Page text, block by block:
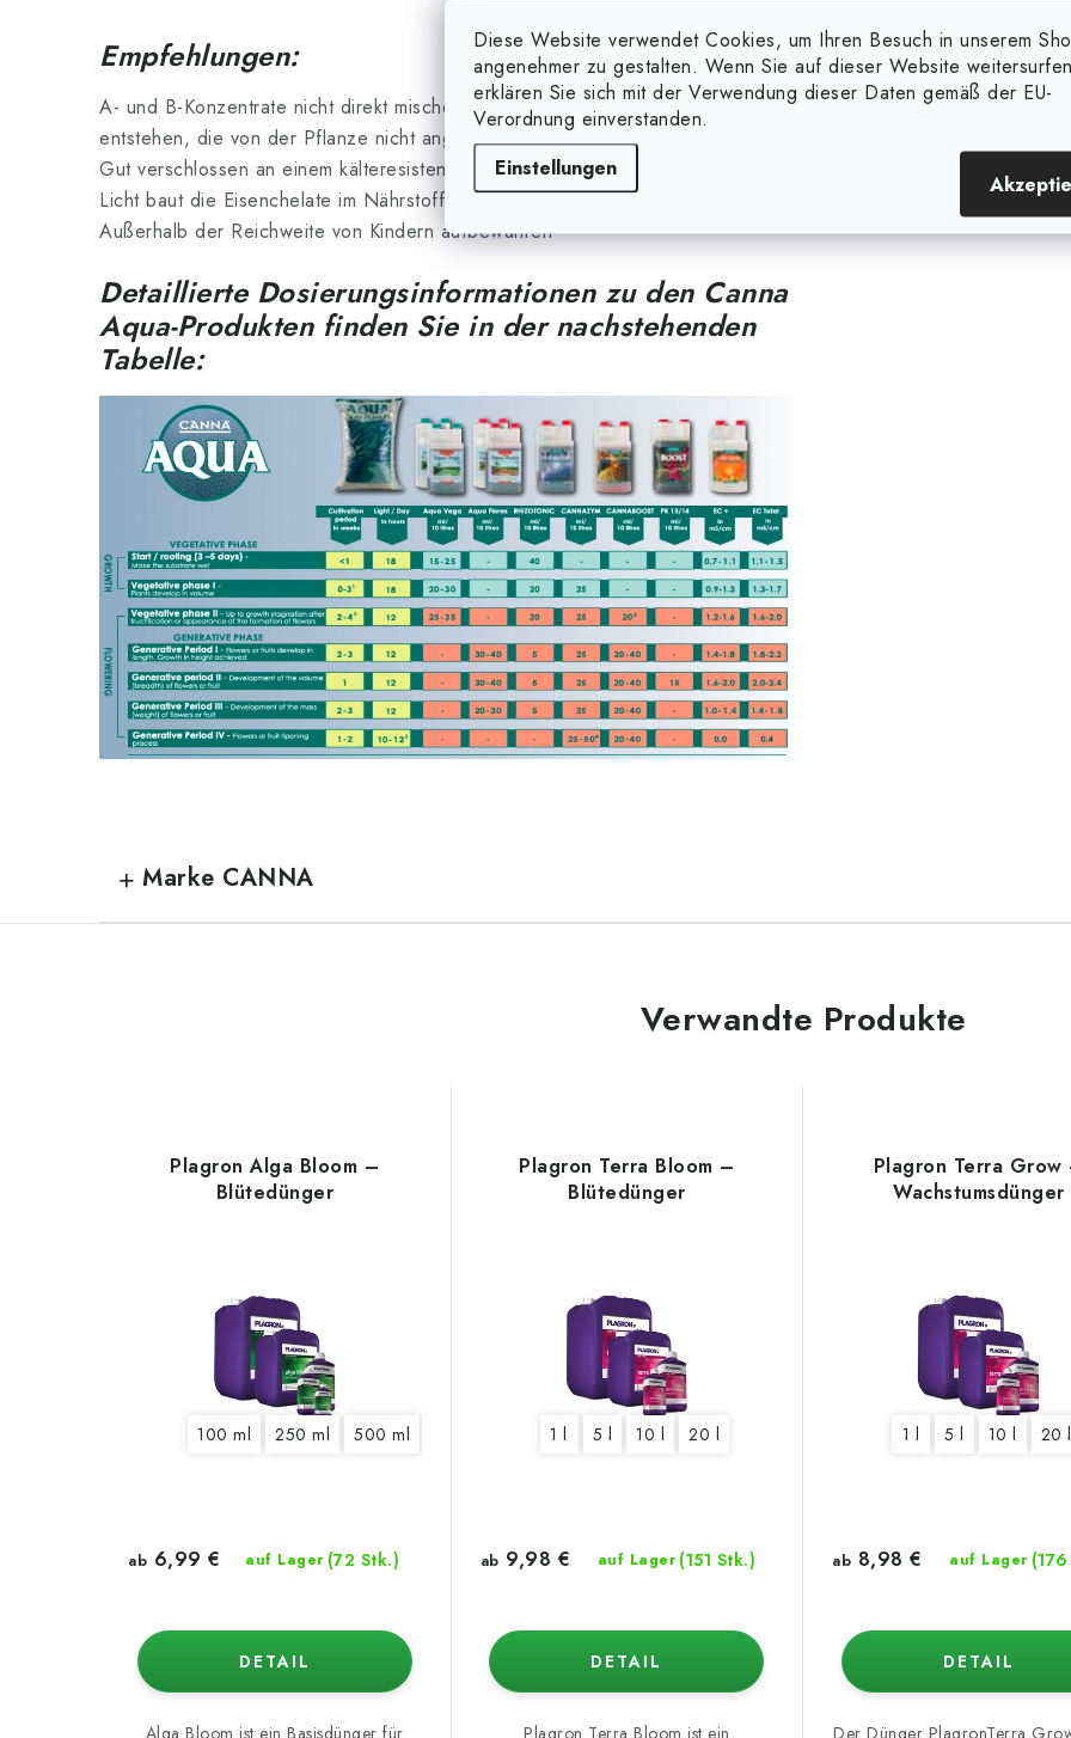
Diese Website verwendet Cookies, um Ihren Besuch in unserem
angenehmer zu gestalten. Wenn Sie auf dieser Website
erklären Sie sich mit der Verwendung dieser Daten gemäß der EU-
Verordnung einverstanden.
Einstellungen
Empfehlungen:
A- und B-Konzentrate nicht direkt mischen, es können unlösliche Verbindungen
entstehen, die von der Pflanze nicht angenommen werden
Gut verschlossen an einem kälteresistenten Ort aufbewahren (Ultraviolettes
Licht baut die Eisenchelate im Nährstoff ab)
Außerhalb der Reichweite von Kindern aufbewahren
Detaillierte Dosierungsinformationen zu den Canna
Aqua-Produkten finden Sie in der nachstehenden
Tabelle:
Marke CANNA
Verwandte Produkte
Plagron Alga Bloom –
Blütedünger
100 ml 250 ml 500 ml 20 l
auf Lager (72 Stk.)
ab 6,99 €
DETAIL
Alga Bloom ist ein Basisdünger für
Plagron Terra Bloom –
Blütedünger
1 l 5 l 10 l 20 l
auf Lager (151 Stk.)
ab 9,98 €
DETAIL
Plagron Terra Bloom ist ein
Plagron Terra Grow
Wachstumsdünger
1 l 5 l 10 l 20 l
auf Lager
ab 8,98 €
DETAIL
Der Dünger PlagronTerra